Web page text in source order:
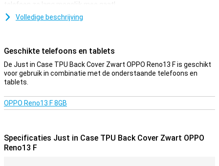
telefoon zo lang mogelijk mee gaat!
hoesjes vaak niet zo duur zijn als andere hoesjes. Dit hoesje is een
backcover, wat inhoudt dat hij de achterkant en de zijkanten van je
telefoon beschermt tegen krassen, deuken en vuil. Als je de
voorkant wilt beschermen, maak dan gebruik van een
flexibele vorm van kunststof. Je plaatst hem dan gemakkelijk om je
telefoon heen!
Volledige beschrijving
Geschikte telefoons en tablets
De Just in Case TPU Back Cover Zwart OPPO Reno13 F is geschikt
voor gebruik in combinatie met de onderstaande telefoons en
tablets.
OPPO Reno13 F 8GB
Specificaties Just in Case TPU Back Cover Zwart OPPO
Reno13 F